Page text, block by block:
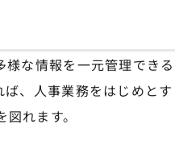
様な情報を一元管理できる
ば、人事業務をはじめとす
れます。